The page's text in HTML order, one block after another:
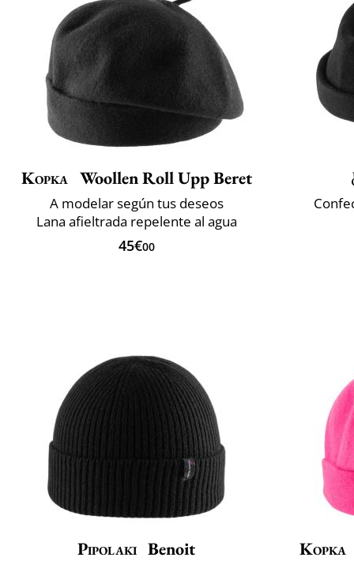
Kopka Woollen Roll Upp Beret
A modelar según tus deseos
Lana afieltrada repelente al agua
45€00
Pipolaki Benoit Kopka